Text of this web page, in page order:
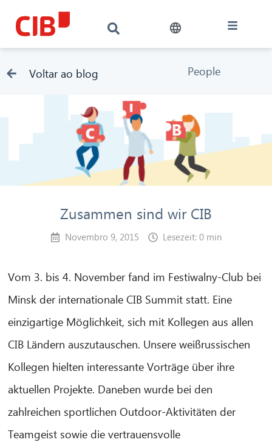
Voltar ao blog People
Zusammen sind wir CIB
Novembro 9, 2015 Lesezeit: 0 min
Vom 3. bis 4. November fand im Festiwalny-Club bei
Minsk der internationale CIB Summit statt. Eine
einzigartige Möglichkeit, sich mit Kollegen aus allen
CIB Ländern auszutauschen. Unsere weißrussischen
Kollegen hielten interessante Vorträge über ihre
aktuellen Projekte. Daneben wurde bei den
zahlreichen sportlichen Outdoor-Aktivitäten der
Teamgeist sowie die vertrauensvolle